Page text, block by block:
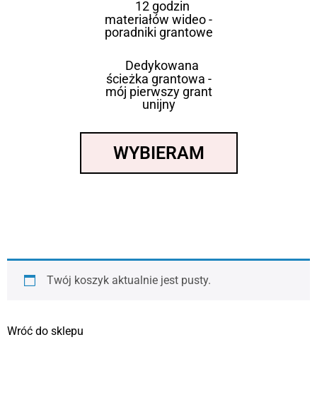
12 godzin
materiałów wideo -
poradniki grantowe
Dedykowana
ścieżka grantowa -
mój pierwszy grant
unijny
WYBIERAM
Twój koszyk aktualnie jest pusty.
Wróć do sklepu